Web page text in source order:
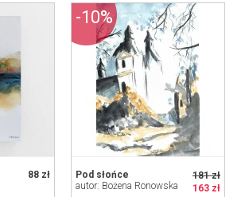
88 zł
181 zł
163 zł
Pod słońce
autor: Bożena Ronowska
-10%